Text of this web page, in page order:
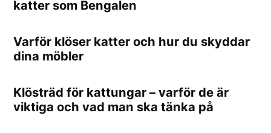
katter som Bengalen
Varför klöser katter och hur du skyddar
dina möbler
Klösträd för kattungar – varför de är
viktiga och vad man ska tänka på